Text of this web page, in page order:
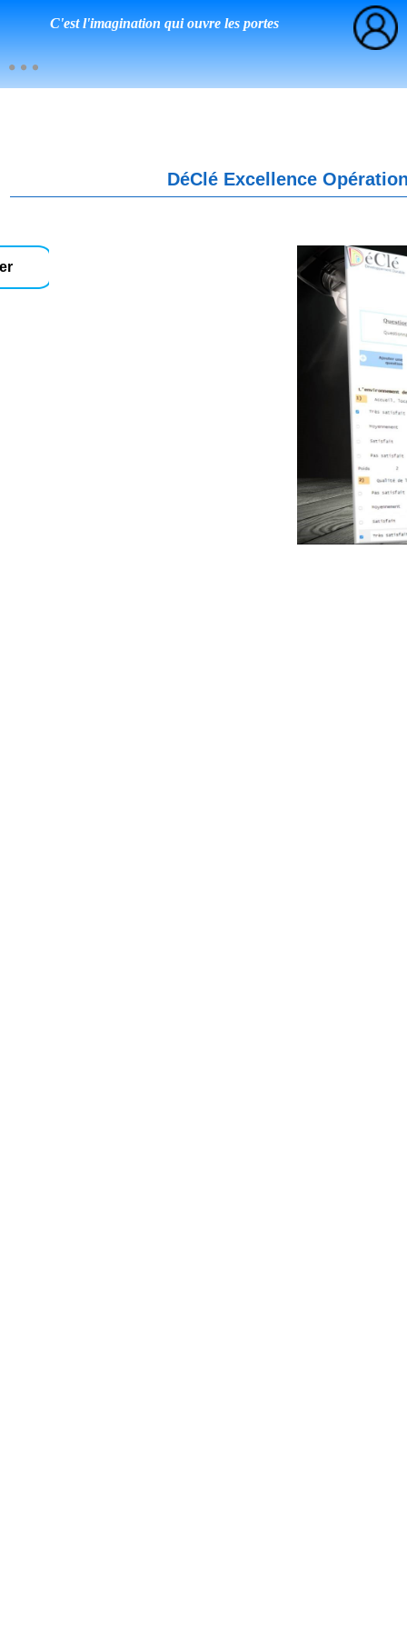
C'est l'imagination qui ouvre les portes
DéClé Excellence